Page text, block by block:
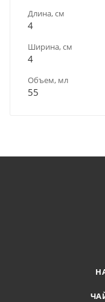
Длина, см
4
Ширина, см
4
Объем, мл
55